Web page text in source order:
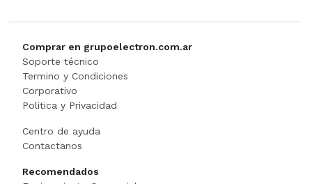
Comprar en grupoelectron.com.ar
Soporte técnico
Termino y Condiciones
Corporativo
Politica y Privacidad
Centro de ayuda
Contactanos
Recomendados
Embutidora
Envasadora Al Vacio
Sensitiva
SET HERRAMIENT